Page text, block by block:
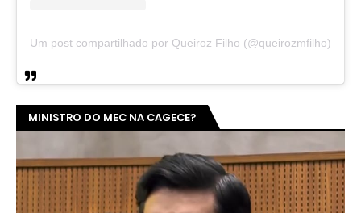
Um post compartilhado por Queiroz Filho (@queirozmfilho)
MINISTRO DO MEC NA CAGECE?